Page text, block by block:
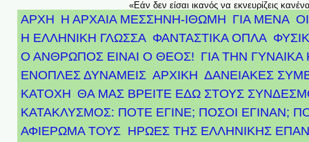
«Εάν δεν είσαι ικανός να εκνευρίζεις
ΑΡΧΗ Η ΑΡΧΑΙΑ ΜΕΣΣΗΝΗ-ΙΘΩΜΗ ΓΙΑ ΜΕΝΑ
Η ΕΛΛΗΝΙΚΗ ΓΛΩΣΣΑ ΦΑΝΤΑΣΤΙΚΑ ΟΠΛΑ
Ο ΑΝΘΡΩΠΟΣ ΕΙΝΑΙ Ο ΘΕΟΣ! ΓΙΑ ΤΗΝ ΓΥΝΑΙΚΑ
ΕΝΟΠΛΕΣ ΔΥΝΑΜΕΙΣ ΑΡΧΙΚΉ ΔΑΝΕΙΑΚΕΣ
ΚΑΤΟΧΗ ΘΑ ΜΑΣ ΒΡΕΙΤΕ ΕΔΩ ΣΤΟΥΣ
ΚΑΤΑΚΛΥΣΜΟΣ: ΠΟΤΕ ΕΓΙΝΕ; ΠΟΣΟΙ ΕΓΙΝΑΝ;
ΑΦΙΈΡΩΜΑ ΤΟΥΣ ΉΡΩΕΣ ΤΗΣ ΕΛΛΗΝΙΚΉΣ